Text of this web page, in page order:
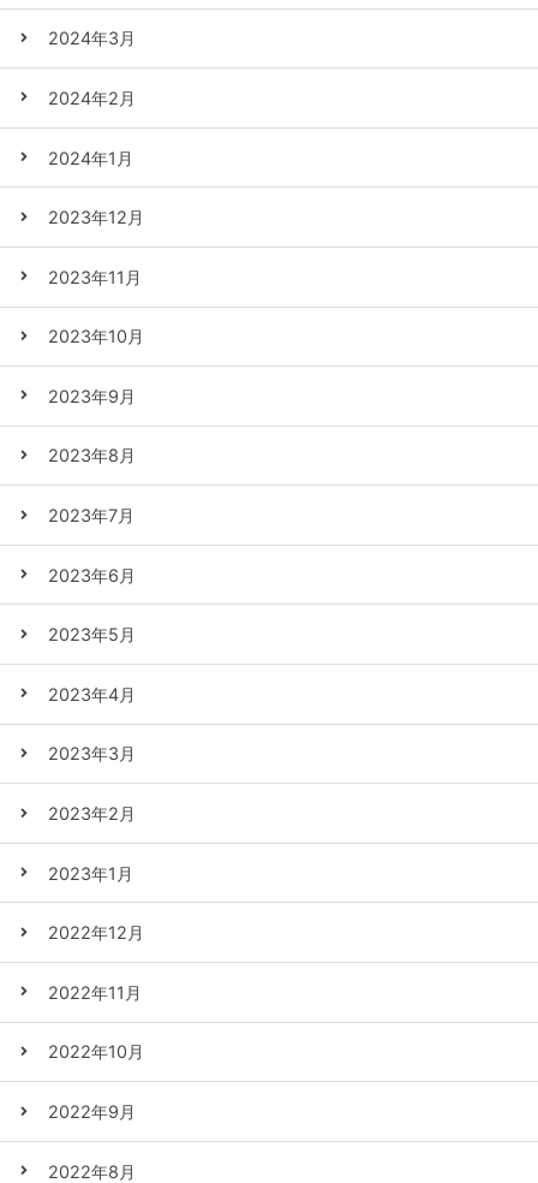
2024年3月
2024年2月
2024年1月
2023年12月
2023年11月
2023年10月
2023年9月
2023年8月
2023年7月
2023年6月
2023年5月
2023年4月
2023年3月
2023年2月
2023年1月
2022年12月
2022年11月
2022年10月
2022年9月
2022年8月